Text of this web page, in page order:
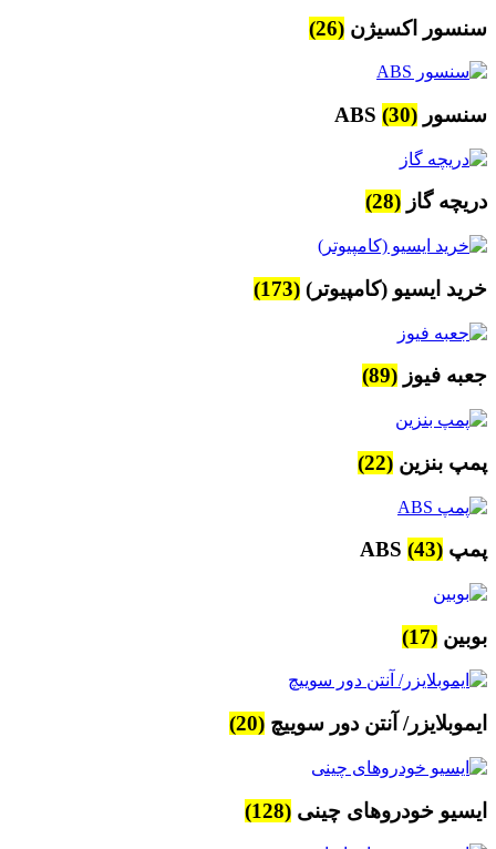
سنسور اکسیژن (26)
سنسور ABS (30)
دریچه گاز (28)
خرید ایسیو (کامپیوتر) (173)
جعبه فیوز (89)
پمپ بنزین (22)
پمپ ABS (43)
بوبین (17)
ایموبلایزر/ آنتن دور سوییچ (20)
ایسیو خودروهای چینی (128)